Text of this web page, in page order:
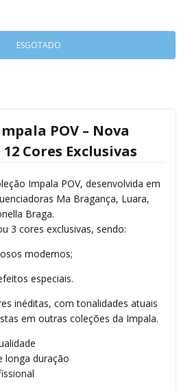
POV – Nova
Cores Exclusivas
Impala POV, desenvolvida em
Ma Bragança, Luara,
Braga.
3 cores exclusivas, sendo:
modernos;
especiais.
inéditas, com tonalidades atuais
em outras coleções da Impala.
longa duração